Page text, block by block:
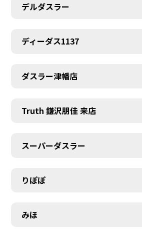
デルダスラー
ディーダス1137
ダスラー津幡店
Truth 鎌沢朋佳 来店
スーパーダスラー
りぽぽ
みほ